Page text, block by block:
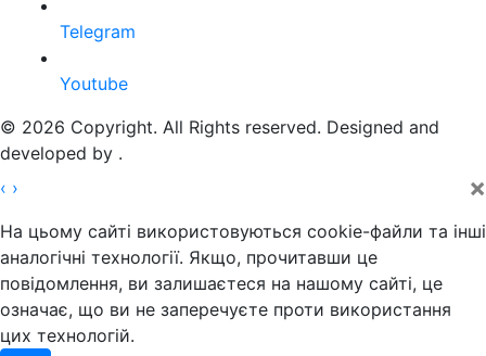
Telegram
Youtube
© 2026 Copyright. All Rights reserved. Designed and
developed by .
‹ › ×
На цьому сайті використовуються cookie-файли та інші
аналогічні технології. Якщо, прочитавши це
повідомлення, ви залишаєтеся на нашому сайті, це
означає, що ви не заперечуєте проти використання
цих технологій.